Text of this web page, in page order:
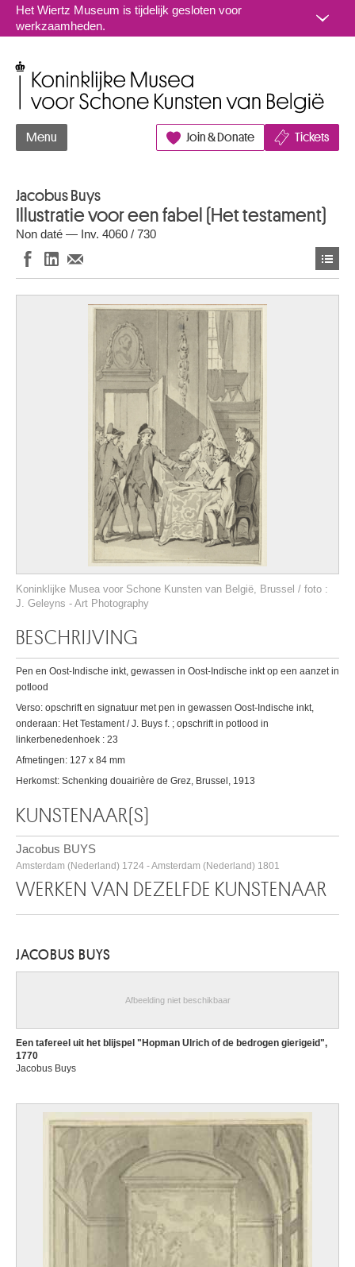
Naar inhoud
Het Wiertz Museum is tijdelijk gesloten voor
werkzaamheden.
Menu Join & Donate Tickets
Jacobus Buys
Illustratie voor een fabel (Het testament)
Non daté — Inv. 4060 / 730
Koninklijke Musea voor Schone Kunsten van België, Brussel / foto :
J. Geleyns - Art Photography
BESCHRIJVING
Pen en Oost-Indische inkt, gewassen in Oost-Indische inkt op een aanzet in
potlood
Verso: opschrift en signatuur met pen in gewassen Oost-Indische inkt,
onderaan: Het Testament / J. Buys f. ; opschrift in potlood in
linkerbenedenhoek : 23
Afmetingen: 127 x 84 mm
Herkomst: Schenking douairière de Grez, Brussel, 1913
KUNSTENAAR(S)
Jacobus BUYS
Amsterdam (Nederland) 1724 - Amsterdam (Nederland) 1801
WERKEN VAN DEZELFDE KUNSTENAAR
JACOBUS BUYS
Afbeelding niet beschikbaar
Een tafereel uit het blijspel "Hopman Ulrich of de bedrogen gierigeid",
1770
Jacobus Buys